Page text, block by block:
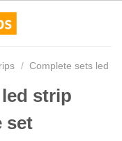
/ Complete sets led
strip
set